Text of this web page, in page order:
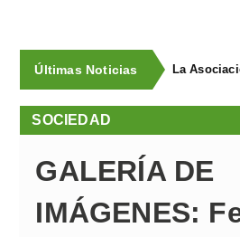
Últimas Noticias
SOCIEDAD
GALERÍA DE
IMÁGENES: